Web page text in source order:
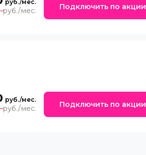
Подключить по акции
Подключить по акции